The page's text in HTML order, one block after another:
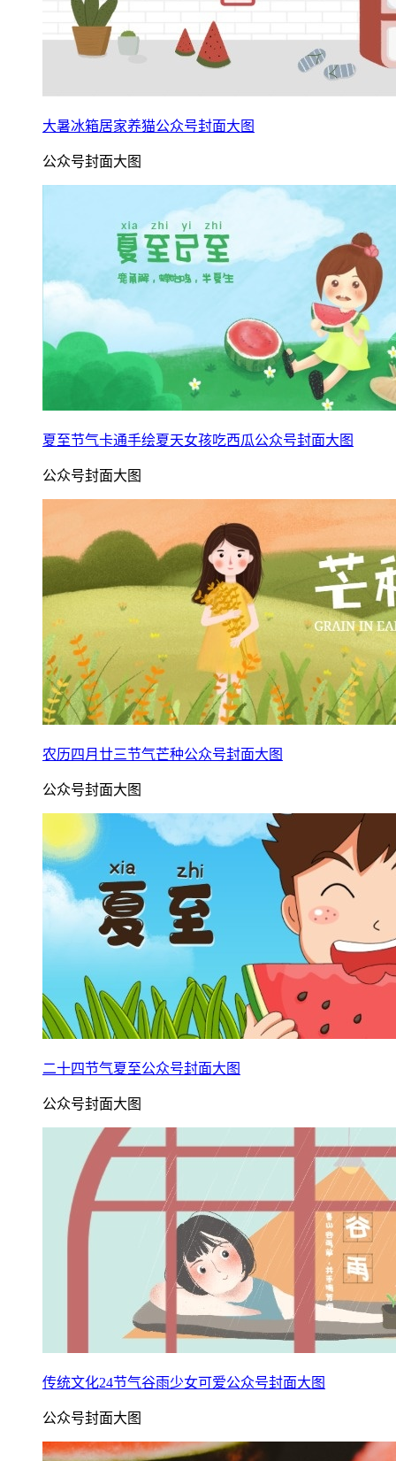
大暑冰箱居家养猫公众号封面大图
公众号封面大图
夏至节气卡通手绘夏天女孩吃西瓜公众号封面大图
公众号封面大图
农历四月廿三节气芒种公众号封面大图
公众号封面大图
二十四节气夏至公众号封面大图
公众号封面大图
传统文化24节气谷雨少女可爱公众号封面大图
公众号封面大图